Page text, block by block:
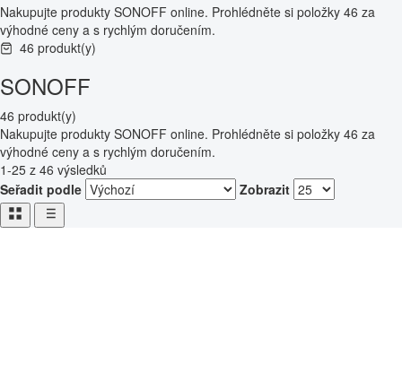
Nakupujte produkty SONOFF online. Prohlédněte si položky 46 za
výhodné ceny a s rychlým doručením.
46 produkt(y)
SONOFF
46 produkt(y)
Nakupujte produkty SONOFF online. Prohlédněte si položky 46 za
výhodné ceny a s rychlým doručením.
1-25 z 46 výsledků
Seřadit podle
Zobrazit